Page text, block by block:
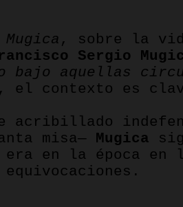
, sobre la
Sergio
bajo aquellas
el contexto es
acribillado
misa— Mugica
era en la época en